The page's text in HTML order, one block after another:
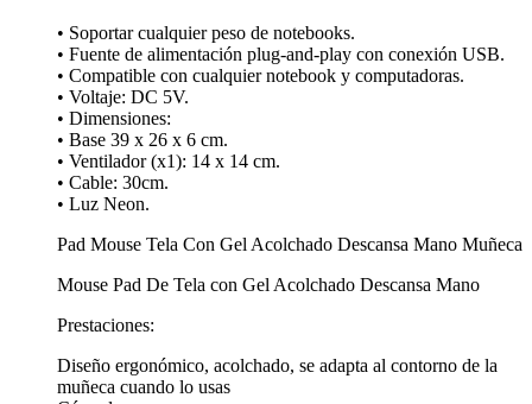
• Soportar cualquier peso de notebooks.
• Fuente de alimentación plug-and-play con conexión USB.
• Compatible con cualquier notebook y computadoras.
• Voltaje: DC 5V.
• Dimensiones:
• Base 39 x 26 x 6 cm.
• Ventilador (x1): 14 x 14 cm.
• Cable: 30cm.
• Luz Neon.
Pad Mouse Tela Con Gel Acolchado Descansa Mano Muñeca
Mouse Pad De Tela con Gel Acolchado Descansa Mano
Prestaciones:
Diseño ergonómico, acolchado, se adapta al contorno de la
muñeca cuando lo usas